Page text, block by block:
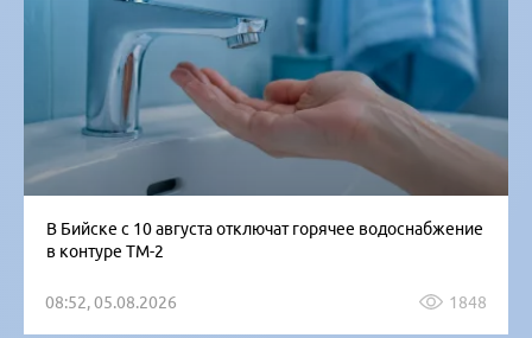
В Бийске с 10 августа отключат горячее водоснабжение
в контуре ТМ-2
08:52, 05.08.2026 1848